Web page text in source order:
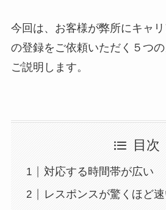
今回は、お客様が弊所にキャ
の登録をご依頼いただく５つ
ご説明します。
目次
対応する時間帯が広い
レスポンスが驚くほど